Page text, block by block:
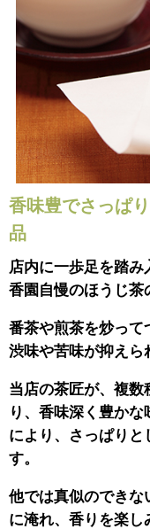
香味豊でさっぱ
品
店内に一歩足を踏
香園自慢のほうじ茶
番茶や煎茶を炒って
渋味や苦味が抑えら
当店の茶匠が、複数
り、香味深く豊か
により、さっぱりと
す。
他では真似のできな
に淹れ、香りを楽し